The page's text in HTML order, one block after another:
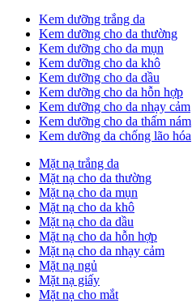
Kem dưỡng trắng da
Kem dưỡng cho da thường
Kem dưỡng cho da mụn
Kem dưỡng cho da khô
Kem dưỡng cho da dầu
Kem dưỡng cho da hỗn hợp
Kem dưỡng cho da nhạy cảm
Kem dưỡng cho da thấm nám
Kem dưỡng da chống lão hóa
Mặt nạ trắng da
Mặt nạ cho da thường
Mặt nạ cho da mụn
Mặt nạ cho da khô
Mặt nạ cho da dầu
Mặt nạ cho da hỗn hợp
Mặt nạ cho da nhạy cảm
Mặt nạ ngủ
Mặt nạ giấy
Mặt nạ cho mắt